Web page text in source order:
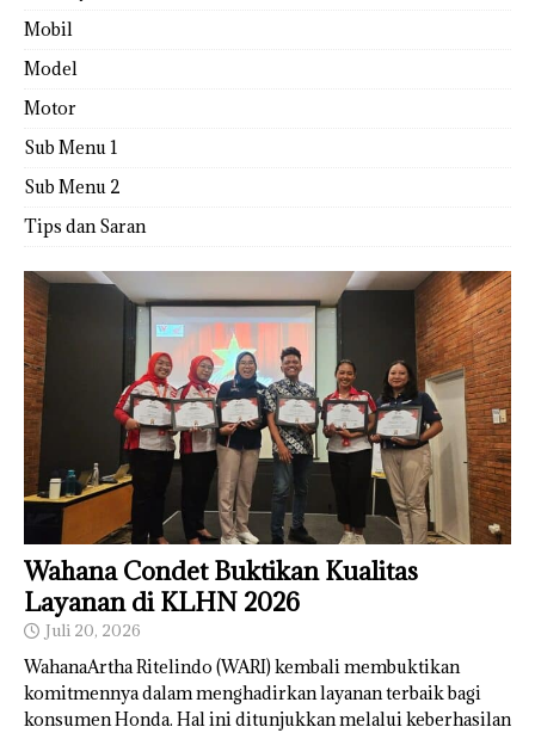
Mobil
Model
Motor
Sub Menu 1
Sub Menu 2
Tips dan Saran
Wahana Condet Buktikan Kualitas
Layanan di KLHN 2026
Juli 20, 2026
WahanaArtha Ritelindo (WARI) kembali membuktikan
komitmennya dalam menghadirkan layanan terbaik bagi
konsumen Honda. Hal ini ditunjukkan melalui keberhasilan